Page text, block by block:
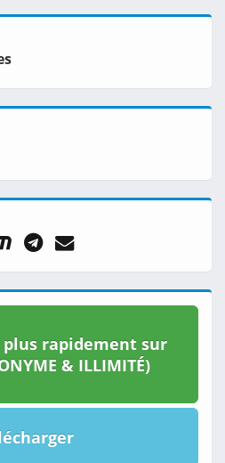
plus rapidement sur
& ILLIMITÉ)